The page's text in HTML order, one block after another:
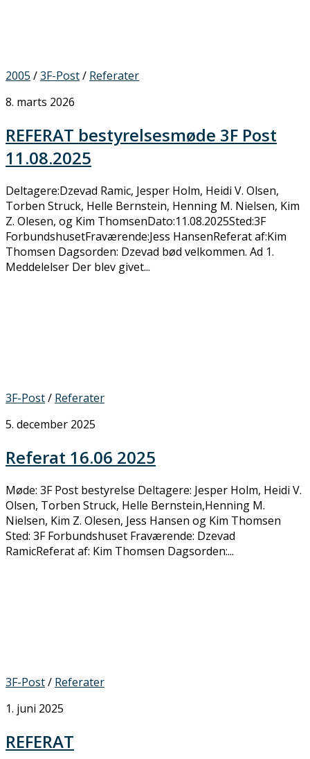
2005 /3F-Post/ Referater
8. marts 2026
REFERAT bestyrelsesmøde 3F Post
11.08.2025
Deltagere:Dzevad Ramic, Jesper Holm, Heidi V. Olsen,
Torben Struck, Helle Bernstein, Henning M. Nielsen, Kim
Z. Olesen, og Kim ThomsenDato:11.08.2025Sted:3F
ForbundshusetFraværende:Jess HansenReferat af:Kim
Thomsen Dagsorden: Dzevad bød velkommen. Ad 1.
Meddelelser Der blev givet...
3F-Post/ Referater
5. december 2025
Referat 16.06 2025
Møde: 3F Post bestyrelse Deltagere: Jesper Holm, Heidi V.
Olsen, Torben Struck, Helle Bernstein,Henning M.
Nielsen, Kim Z. Olesen, Jess Hansen og Kim Thomsen
Sted: 3F Forbundshuset Fraværende: Dzevad
RamicReferat af: Kim Thomsen Dagsorden:...
3F-Post/ Referater
1. juni 2025
REFERAT